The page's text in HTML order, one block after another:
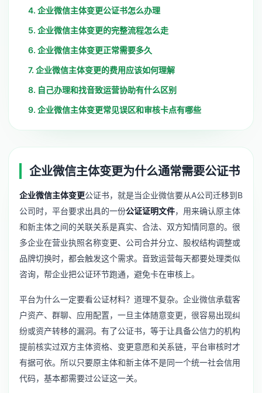
4. 企业微信主体变更公证书怎么办理
5. 企业微信主体变更的完整流程怎么走
6. 企业微信主体变更正常需要多久
7. 企业微信主体变更的费用应该如何理解
8. 自己办理和找音致运营协助有什么区别
9. 企业微信主体变更常见误区和审核卡点有哪些
企业微信主体变更为什么通常需要公证书
企业微信主体变更公证书，就是当企业微信要从A公司迁移到B
公司时，平台要求出具的一份公证证明文件，用来确认原主体
和新主体之间的关联关系是真实、合法、双方知情同意的。很
多企业在营业执照名称变更、公司合并分立、股权结构调整或
品牌切换时，都会触发这个需求。音致运营每天都要处理类似
咨询，帮企业把公证环节跑通，避免卡在审核上。
平台为什么一定要看公证材料？道理不复杂。企业微信承载客
户资产、群聊、应用配置，一旦主体随意变更，很容易出现纠
纷或资产转移的漏洞。有了公证书，等于让具备公信力的机构
提前核实过双方主体资格、变更意愿和关系链，平台审核时才
有据可依。所以只要原主体和新主体不是同一个统一社会信用
代码，基本都需要过公证这一关。